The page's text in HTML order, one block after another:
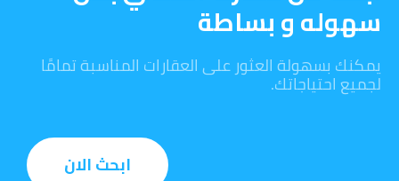
سهوله و بساطة
يمكنك بسهولة العثور على العقارات المناسبة تمامًا
لجميع احتياجاتك.
ابحث الان